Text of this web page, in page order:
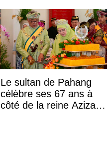
Le sultan de Pahang
célèbre ses 67 ans à
côté de la reine Azizah